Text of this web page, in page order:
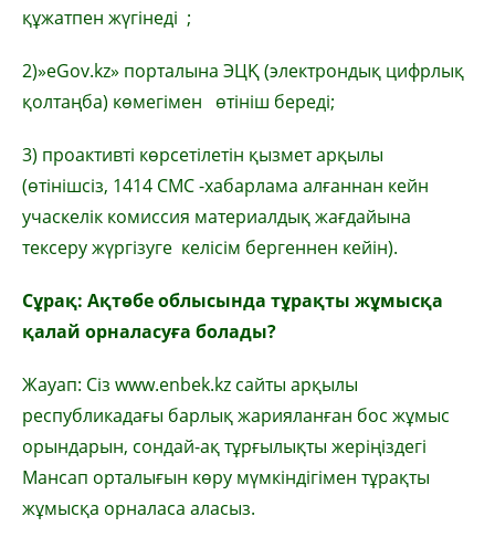
құжатпен жүгінеді ;
2)»eGov.kz» порталына ЭЦҚ (электрондық цифрлық
қолтаңба) көмегімен өтініш береді;
3) проактивті көрсетілетін қызмет арқылы
(өтінішсіз, 1414 СМС -хабарлама алғаннан кейн
учаскелік комиссия материалдық жағдайына
тексеру жүргізуге келісім бергеннен кейін).
Сұрақ: Ақтөбе облысында тұрақты жұмысқа
қалай орналасуға болады?
Жауап: Сіз www.enbek.kz сайты арқылы
республикадағы барлық жарияланған бос жұмыс
орындарын, сондай-ақ тұрғылықты жеріңіздегі
Мансап орталығын көру мүмкіндігімен тұрақты
жұмысқа орналаса аласыз.